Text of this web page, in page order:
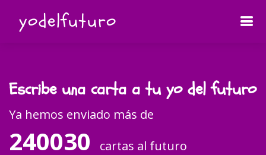
yodelfuturo
Escribe una carta a tu yo del futuro
Ya hemos enviado más de
240030 cartas al futuro